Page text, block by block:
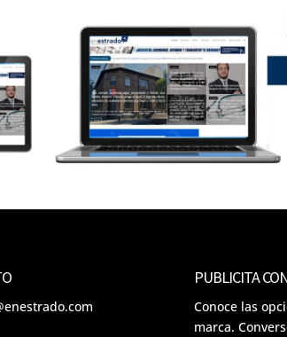
PUBLICITA
Conoce las
marca.